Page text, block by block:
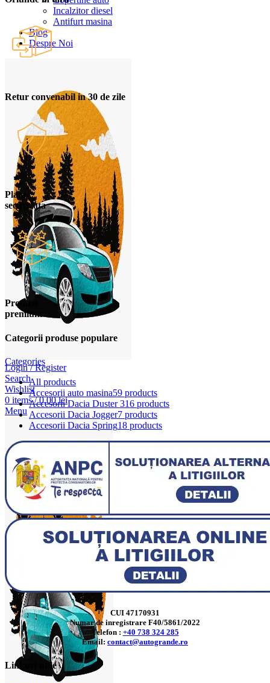
Incalzitor diesel
Antifurt masina
Blog
Despre Noi
Login / Register
Search
Wishlist
0 items / 0,00lei
Menu
Retur convenabil in 30 de zile
Plata
securizata
Produse
premium
Categorii produse populare
Categories
All products
Accesorii auto masina59 products
Accesorii Dacia Duster 316 products
Accesorii Dacia Jogger7 products
Accesorii Dacia Spring18 products
CUI 47170931
Numar de inregistrare F40/5861/2022
Telefon : +40 738 324 285
Email: contact@autogrande.ro
Linkuri utile